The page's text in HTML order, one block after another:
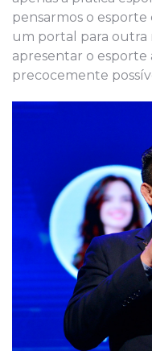
pensarmos o
um portal para outra
apresentar o esporte
precocemente